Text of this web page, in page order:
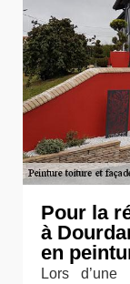
Pour la
à
en
Lors d’une